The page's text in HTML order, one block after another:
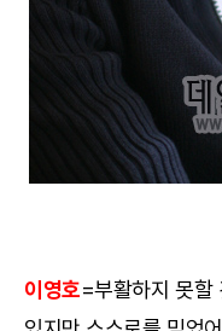
이영호=부활하지 못할